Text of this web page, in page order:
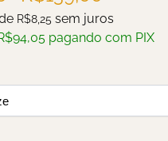
R$8,25 sem juros
94,05 pagando com PIX